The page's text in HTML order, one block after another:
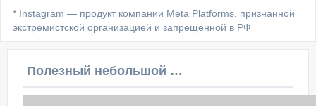
* Instagram — продукт компании Meta Platforms, признанной
экстремистской организацией и запрещённой в РФ
Полезный небольшой видеоурок по этой теме